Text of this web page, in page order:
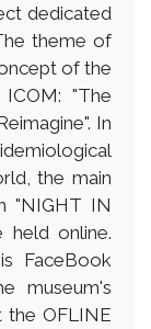
dedicated
theme of
of the
"The
In
the main
"NIGHT IN
held online.
FaceBook
museum's
the OFLINE